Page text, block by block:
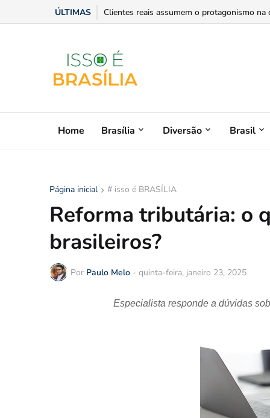
ÚLTIMAS Entre a ciência política e a atuação
Home Brasília Diversão Brasil
Página inicial # isso é BRASÍLIA
Reforma tributária: o
brasileiros?
Por Paulo Melo - quinta-feira, janeiro 23, 2025
Especialista responde a dúvidas